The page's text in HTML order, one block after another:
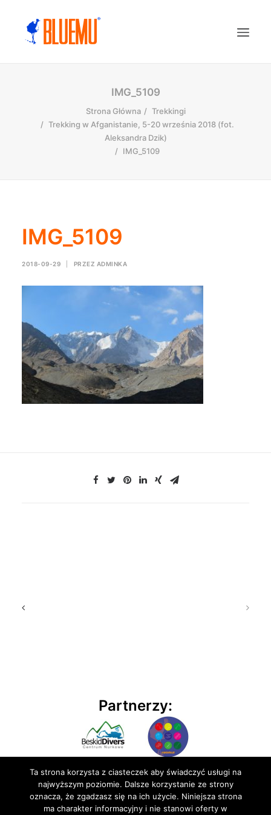
IMG_5109
Strona Główna
Trekkingi
Trekking w Afganistanie, 5-20 września 2018 (fot.
Aleksandra Dzik)
IMG_5109
IMG_5109
2018-09-29 PRZEZ ADMINKA
Partnerzy:
Ta strona korzysta z ciasteczek aby świadczyć usługi na
najwyższym poziomie. Dalsze korzystanie ze strony
oznacza, że zgadzasz się na ich użycie. Niniejsza strona
ma charakter informacyjny i nie stanowi oferty w